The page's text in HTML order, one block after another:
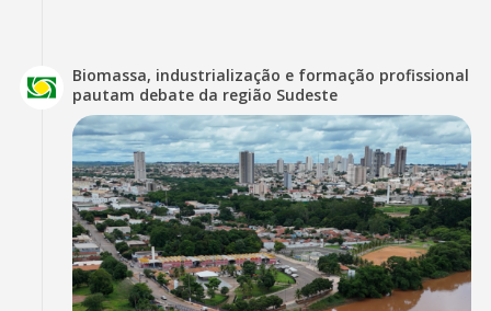
Biomassa, industrialização e formação profissional
pautam debate da região Sudeste